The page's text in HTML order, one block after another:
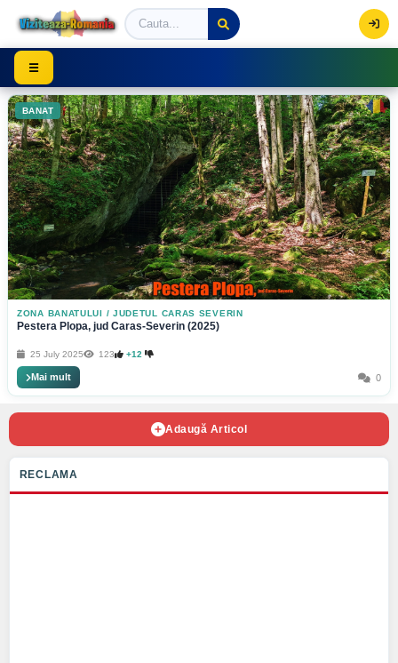
Viziteaza Romania | Obiective Turistice | Trasee
☰
BANAT
ZONA BANATULUI / JUDETUL CARAS SEVERIN
Pestera Plopa, jud Caras-Severin (2025)
25 July 2025 123 +12
Mai mult 0
Adaugă Articol
RECLAMA